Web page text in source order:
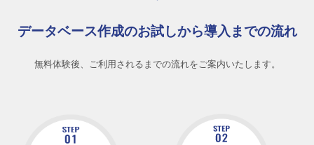
データベース作成のお試しから導入までの流れ
無料体験後、ご利用されるまでの流れをご案内いたします。